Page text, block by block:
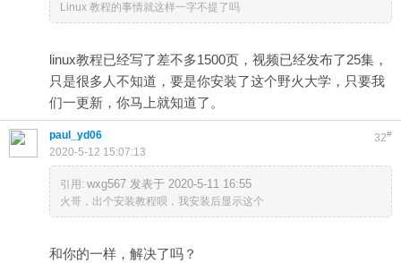
Linux 教程的事情就这样一字不提了吗
linux教程已经写了差不多1500页，视频已经发布了25集，
只是很多人不知道，要是你安装了这个野火大学，只要我
们一更新，你马上就知道了。
32#
paul_yd06
2020-5-12 15:07:13
引用: wxg567 发表于 2020-5-11 16:55
火哥，出个安装教程呗，我安装后显示这个
和你的一样，解决了吗？